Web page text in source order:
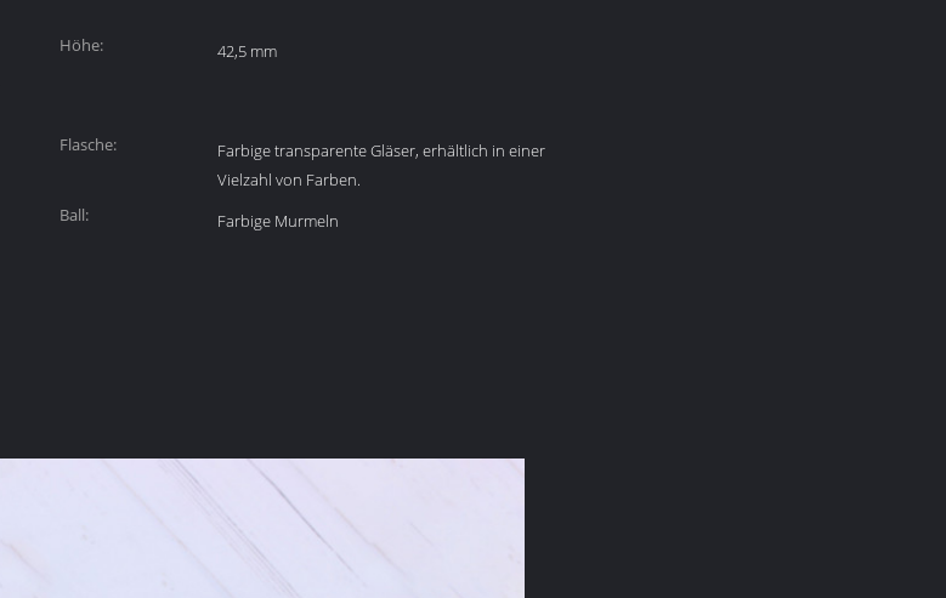
​Höhe: 42,5 mm
Flasche:
Farbige transparente Gläser, erhältlich in einer
Vielzahl von Farben.
Ball:
Farbige Murmeln